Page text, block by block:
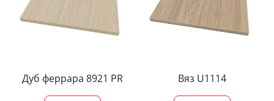
Дуб феррара 8921 PR Вяз U1114